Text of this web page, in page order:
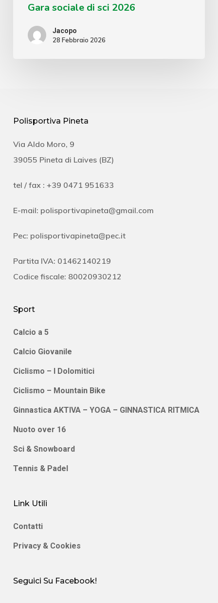
Gara sociale di sci 2026
Jacopo
28 Febbraio 2026
Polisportiva Pineta
Via Aldo Moro, 9
39055 Pineta di Laives (BZ)
tel / fax : +39 0471 951633
E-mail: polisportivapineta@gmail.com
Pec: polisportivapineta@pec.it
Partita IVA: 01462140219
Codice fiscale: 80020930212
Sport
Calcio a 5
Calcio Giovanile
Ciclismo – I Dolomitici
Ciclismo – Mountain Bike
Ginnastica AKTIVA – YOGA – GINNASTICA RITMICA
Nuoto over 16
Sci & Snowboard
Tennis & Padel
Link Utili
Contatti
Privacy & Cookies
Seguici Su Facebook!